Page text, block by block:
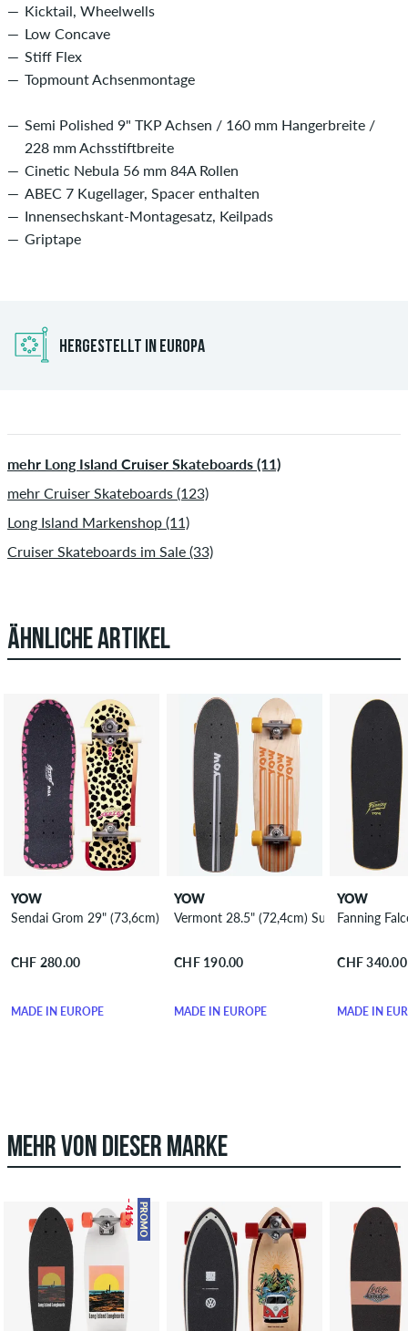
Kicktail, Wheelwells
Low Concave
Stiff Flex
Topmount Achsenmontage
Semi Polished 9" TKP Achsen / 160 mm Hangerbreite /
228 mm Achsstiftbreite
Cinetic Nebula 56 mm 84A Rollen
ABEC 7 Kugellager, Spacer enthalten
Innensechskant-Montagesatz, Keilpads
Griptape
HERGESTELLT IN EUROPA
mehr Long Island Cruiser Skateboards (11)
mehr Cruiser Skateboards (123)
Long Island Markenshop (11)
Cruiser Skateboards im Sale (33)
ÄHNLICHE ARTIKEL
YOW
Sendai Grom 29" (73,6cm) Surfskate Cruiser
CHF 280.00
MADE IN EUROPE
YOW
Vermont 28.5" (72,4cm) Surf Cruiser
CHF 190.00
MADE IN EUROPE
YOW
Fanning
CHF 340.00
MADE IN
MEHR VON DIESER MARKE
PROMO
– 41 %